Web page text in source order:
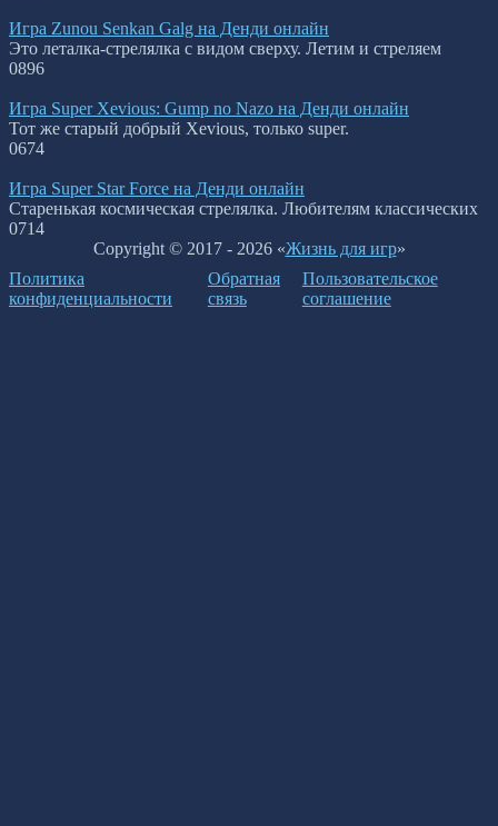
Игра Zunou Senkan Galg на Денди онлайн
Это леталка-стрелялка с видом сверху. Летим и стреляем
0896
Игра Super Xevious: Gump no Nazo на Денди онлайн
Тот же старый добрый Xevious, только super.
0674
Игра Super Star Force на Денди онлайн
Старенькая космическая стрелялка. Любителям классических
0714
Copyright © 2017 - 2026 «Жизнь для игр»
Политика
конфиденциальности
Обратная
связь
Пользовательское
соглашение